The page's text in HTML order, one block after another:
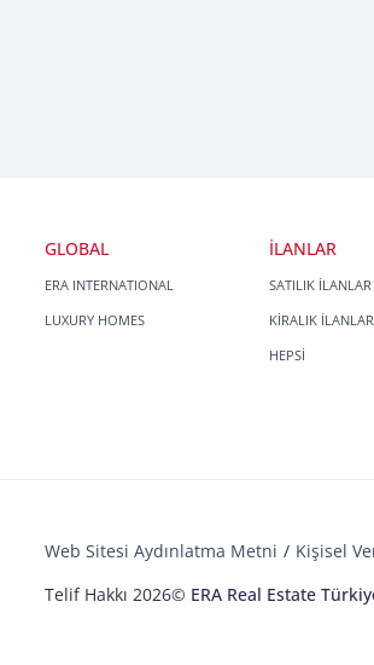
GLOBAL
ERA INTERNATIONAL
LUXURY HOMES
İLANLAR
SATILIK İLANLAR
KİRALIK İLANLAR
HEPSİ
Web Sitesi Aydınlatma Metni Kişisel
Telif Hakkı 2026© ERA Real Estate